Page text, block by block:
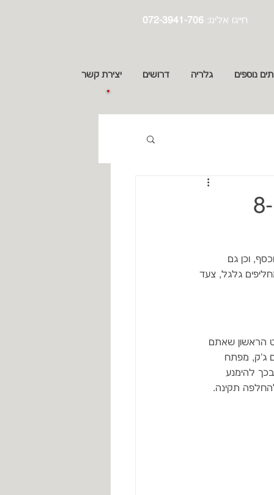
072-3941-706 :חייגו אלינו
נוספים גלריה דרושים יצירת קשר
עשה זאת בעצמך: כיצד להחליף גלגל ב-8
וכן גם
גלגל, צעד
הראשון שאתם
ג'ק, מפתח
להימנע
תקינה.